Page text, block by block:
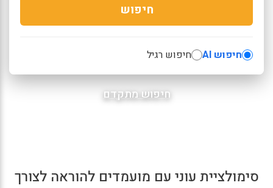
חיפוש
חיפוש AI חיפוש רגיל
חיפוש מתקדם
סימולציית עוני עם מועמדים להוראה לצורך